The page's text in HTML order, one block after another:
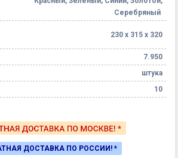
Серебряный
230 х 315 х 320
7.950
штука
10
ДОСТАВКА ПО РОССИИ! *